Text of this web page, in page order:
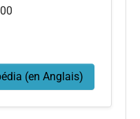
(en Anglais)